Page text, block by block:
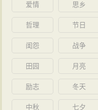
爱情 思乡
哲理 节日
闺怨 战争
田园 月亮
励志 冬天
中秋 七夕